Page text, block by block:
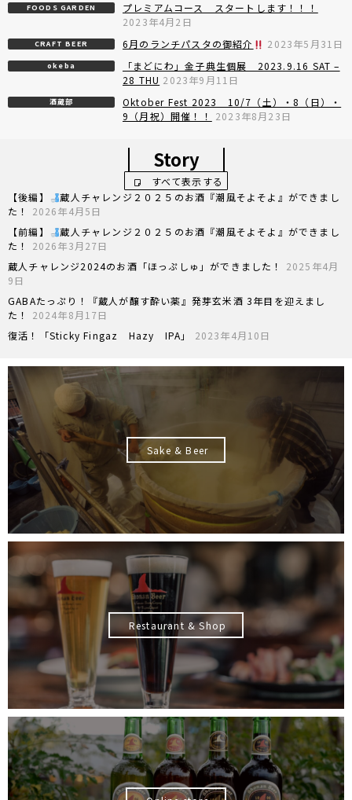
FOODS GARDEN
プレミアムコース スタートします！！！
2023年4月2日
CRAFT BEER 6月のランチパスタの御紹介 2023年5月31日
okeba
「まどにわ」金子典生個展 2023.9.16 SAT –
28 THU 2023年9月11日
酒蔵部
Oktober Fest 2023 10/7（土）・8（日）・
9（月祝）開催！！
2023年8月23日
Story
すべて表示する
【後編】
蔵人チャレンジ２０２５のお酒『潮風そよそよ』ができまし
た！
2026年4月5日
【前編】
蔵人チャレンジ２０２５のお酒『潮風そよそよ』ができまし
た！
2026年3月27日
蔵人チャレンジ2024のお酒「ほっぷしゅ」ができました！
2025年4月
9日
GABAたっぷり！『蔵人が醸す酔い薬』発芽玄米酒 3年目を迎えまし
た！
2024年8月17日
復活！「Sticky Fingaz Hazy IPA」
2023年4月10日
Sake & Beer
Restaurant & Shop